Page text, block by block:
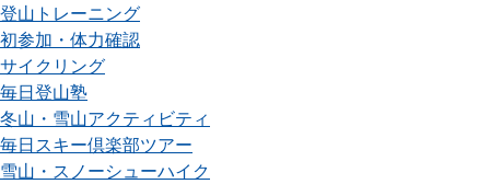
登山トレーニング
初参加・体力確認
サイクリング
毎日登山塾
冬山・雪山アクティビティ
毎日スキー倶楽部ツアー
雪山・スノーシューハイク